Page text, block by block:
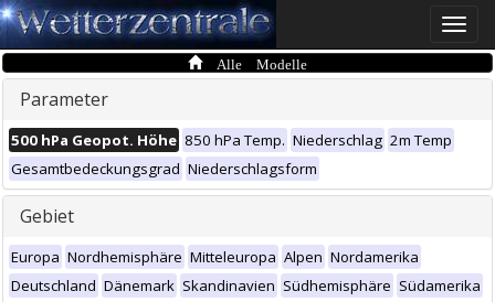
Toggle
Alle Modelle
Parameter
500 hPa Geopot. Höhe 850 hPa Temp. Niederschlag 2m Temp
Gesamtbedeckungsgrad Niederschlagsform
Gebiet
Europa Nordhemisphäre Mitteleuropa Alpen Nordamerika
Deutschland Dänemark Skandinavien Südhemisphäre Südamerika